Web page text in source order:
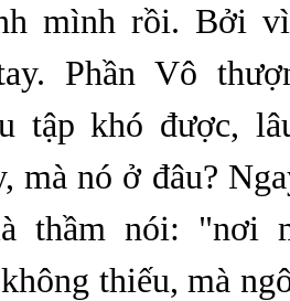
mình rồi. Bởi
Phần Vô
tập khó được,
mà nó ở đâu?
thầm nói: "nơi
thiếu, mà